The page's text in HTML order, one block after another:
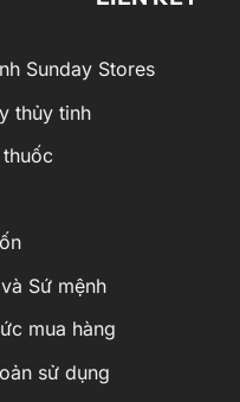
Sunday Stores
thủy tinh
Sứ mệnh
mua hàng
sử dụng